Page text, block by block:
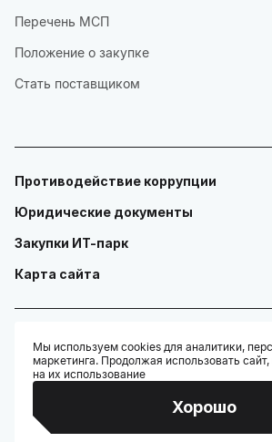
Перечень МСП
Положение о закупке
Стать поставщиком
Противодействие коррупции
Юридические документы
Закупки ИТ-парк
Карта сайта
© ГАУ "Технопарк в сфере высоких
Разработано:
Credits: Google Fonts, Material
Мы используем cookies для аналитики,
маркетинга. Продолжая использовать
на их использование
Хорошо